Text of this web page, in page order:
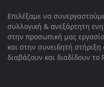
Επιλέξαμε να
συλλογική & ανεξάρτητη
στην προσωπική μας
και στην συνειδητή
διαβάζουν και διαδίδουν το